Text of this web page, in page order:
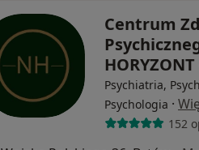
Centrum
HORYZONT
Psychiatria,
Psychologia ·
152